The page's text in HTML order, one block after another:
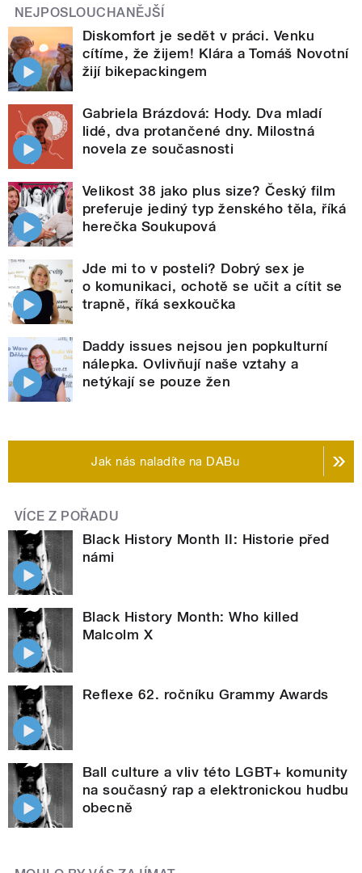
NEJPOSLOUCHANĚJŠÍ
Diskomfort je sedět v práci. Venku
cítíme, že žijem! Klára a Tomáš Novotní
žijí bikepackingem
Gabriela Brázdová: Hody. Dva mladí
lidé, dva protančené dny. Milostná
novela ze současnosti
Velikost 38 jako plus size? Český film
preferuje jediný typ ženského těla, říká
herečka Soukupová
Jde mi to v posteli? Dobrý sex je
o komunikaci, ochotě se učit a cítit se
trapně, říká sexkoučka
Daddy issues nejsou jen popkulturní
nálepka. Ovlivňují naše vztahy a
netýkají se pouze žen
Jak nás naladíte na DABu
VÍCE Z POŘADU
Black History Month II: Historie před
námi
Black History Month: Who killed
Malcolm X
Reflexe 62. ročníku Grammy Awards
Ball culture a vliv této LGBT+ komunity
na současný rap a elektronickou hudbu
obecně